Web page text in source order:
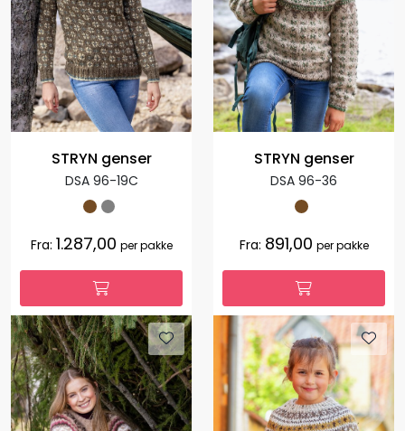
STRYN genser
DSA 96-19C
Fra: 1.287,00 per pakke
STRYN genser
DSA 96-36
Fra: 891,00 per pakke